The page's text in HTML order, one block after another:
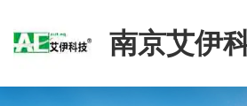
南京艾伊